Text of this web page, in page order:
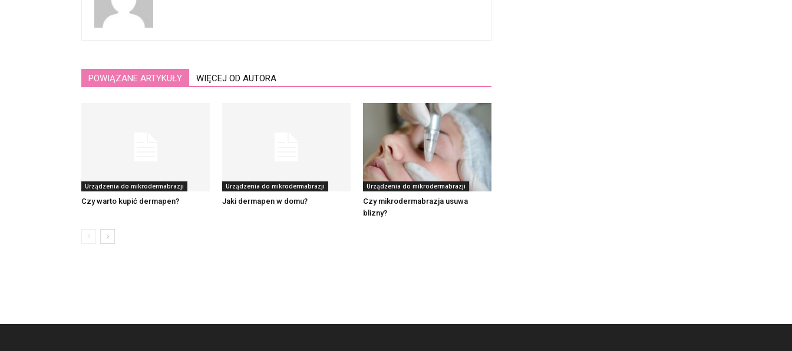
POWIĄZANE ARTYKUŁY WIĘCEJ OD AUTORA
Urządzenia do mikrodermabrazji
Czy warto kupić dermapen?
Urządzenia do mikrodermabrazji
Jaki dermapen w domu?
Urządzenia do mikrodermabrazji
Czy mikrodermabrazja usuwa
blizny?